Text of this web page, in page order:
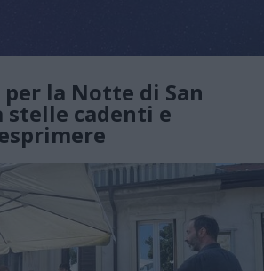
la Notte di San
stelle cadenti e